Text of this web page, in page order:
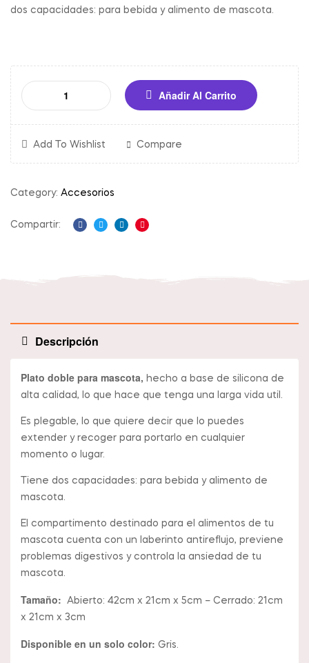
dos capacidades: para bebida y alimento de mascota.
Añadir Al Carrito
Add To Wishlist Compare
Category: Accesorios
Compartir:
Descripción
Plato doble para mascota, hecho a base de silicona de
alta calidad, lo que hace que tenga una larga vida util.
Es plegable, lo que quiere decir que lo puedes
extender y recoger para portarlo en cualquier
momento o lugar.
Tiene dos capacidades: para bebida y alimento de
mascota.
El compartimento destinado para el alimentos de tu
mascota cuenta con un laberinto antireflujo, previene
problemas digestivos y controla la ansiedad de tu
mascota.
Tamaño:
Abierto: 42cm x 21cm x 5cm – Cerrado: 21cm
x 21cm x 3cm
Disponible en un solo color: Gris.